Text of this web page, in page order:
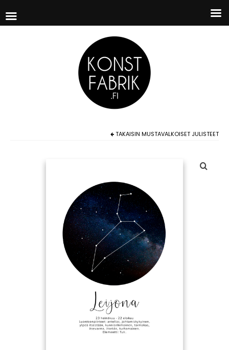
TAKAISIN MUSTAVALKOISET JULISTEET